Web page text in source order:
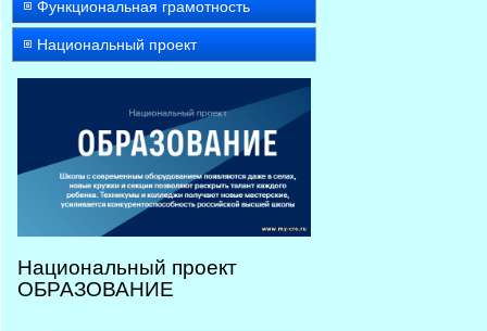
Функциональная грамотность
Национальный проект
Национальный проект
ОБРАЗОВАНИЕ